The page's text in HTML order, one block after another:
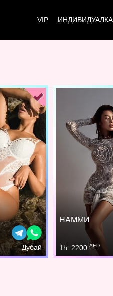
VIP ИНДИВИДУАЛКА
Дубай
НАММИ
1h: 2200 AED